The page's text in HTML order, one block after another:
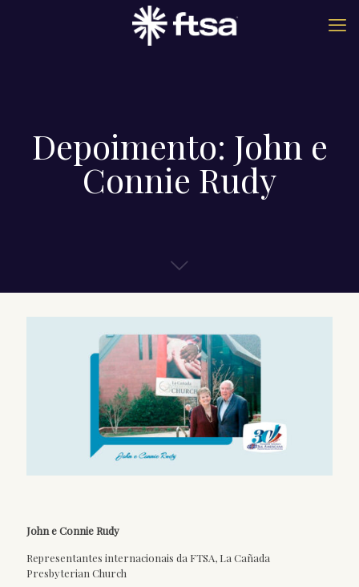
Depoimento: John e
Connie Rudy
John e Connie Rudy
Representantes internacionais da FTSA, La Cañada
Presbyterian Church